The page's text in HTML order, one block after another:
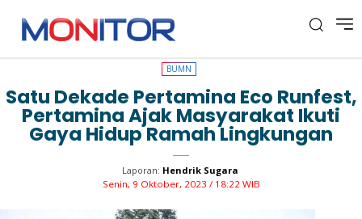
BUMN
BUMN
Satu Dekade Pertamina Eco Runfest,
Pertamina Ajak Masyarakat Ikuti
Gaya Hidup Ramah Lingkungan
Laporan: Hendrik Sugara
Senin, 9 Oktober, 2023 / 18:22 WIB